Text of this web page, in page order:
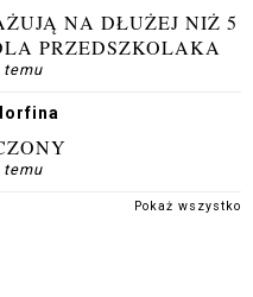
NA DŁUŻEJ NIŻ 5
PRZEDSZKOLAKA
temu
temu
Pokaż wszystko